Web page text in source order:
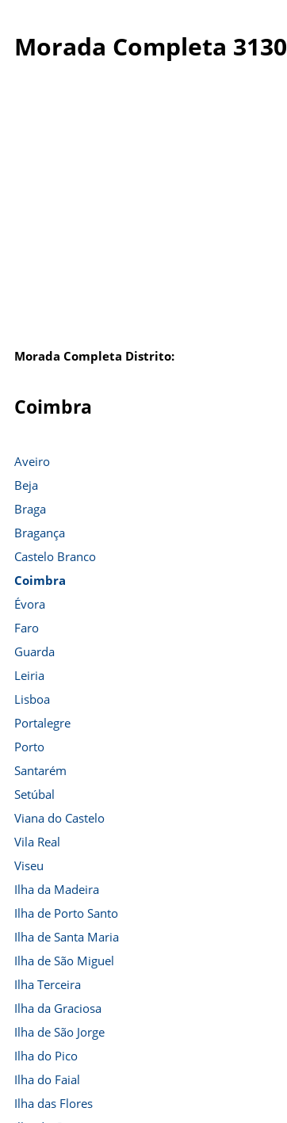
Morada Completa 3130
Morada Completa Distrito:
Coimbra
Aveiro
Beja
Braga
Bragança
Castelo Branco
Coimbra
Évora
Faro
Guarda
Leiria
Lisboa
Portalegre
Porto
Santarém
Setúbal
Viana do Castelo
Vila Real
Viseu
Ilha da Madeira
Ilha de Porto Santo
Ilha de Santa Maria
Ilha de São Miguel
Ilha Terceira
Ilha da Graciosa
Ilha de São Jorge
Ilha do Pico
Ilha do Faial
Ilha das Flores